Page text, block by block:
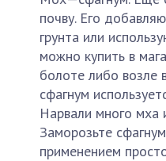
почву. Его
грунта или
можно купить в
болоте либо возле
сфагнум
Нарвали много мха
Заморозьте
применением